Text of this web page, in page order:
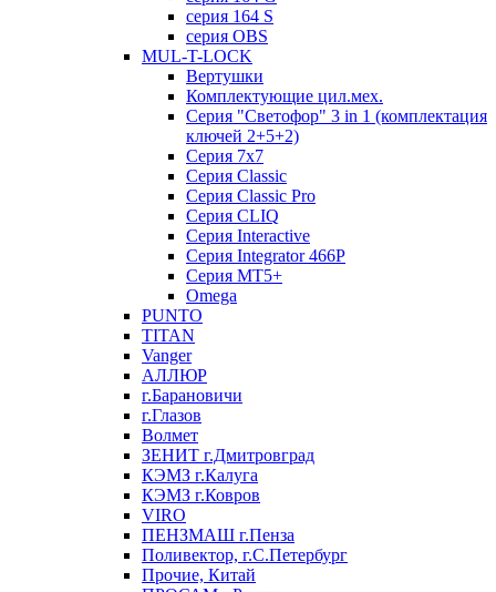
серия 164 S
серия OBS
MUL-T-LOCK
Вертушки
Комплектующие цил.мех.
Серия "Светофор" 3 in 1 (комплектация
ключей 2+5+2)
Серия 7х7
Серия Classic
Серия Classic Pro
Серия CLIQ
Серия Interactive
Серия Integrator 466P
Серия MT5+
Omega
PUNTO
TITAN
Vanger
АЛЛЮР
г.Барановичи
г.Глазов
Волмет
ЗЕНИТ г.Дмитровград
КЭМЗ г.Калуга
КЭМЗ г.Ковров
VIRO
ПЕНЗМАШ г.Пенза
Поливектор, г.С.Петербург
Прочие, Китай